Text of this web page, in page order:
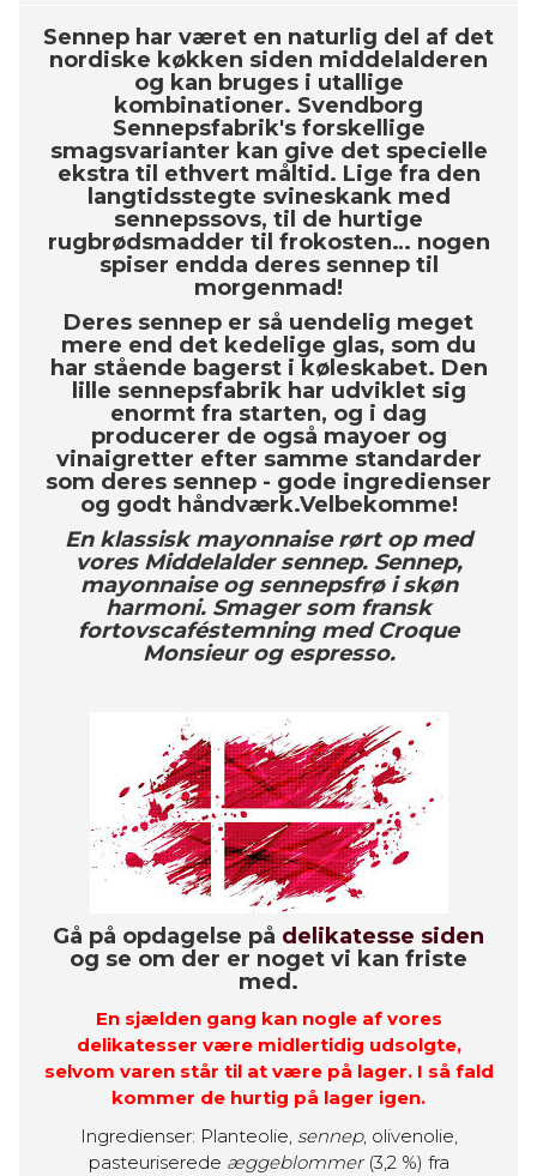
Sennep har været en naturlig del af det
nordiske køkken siden middelalderen
og kan bruges i utallige
kombinationer. Svendborg
Sennepsfabrik's forskellige
smagsvarianter kan give det specielle
ekstra til ethvert måltid. Lige fra den
langtidsstegte svineskank med
sennepssovs, til de hurtige
rugbrødsmadder til frokosten… nogen
spiser endda deres sennep til
morgenmad!
Deres sennep er så uendelig meget
mere end det kedelige glas, som du
har stående bagerst i køleskabet. Den
lille sennepsfabrik har udviklet sig
enormt fra starten, og i dag
producerer de også mayoer og
vinaigretter efter samme standarder
som deres sennep - gode ingredienser
og godt håndværk.Velbekomme!
En klassisk mayonnaise rørt op med
vores Middelalder sennep. Sennep,
mayonnaise og sennepsfrø i skøn
harmoni. Smager som fransk
fortovscaféstemning med Croque
Monsieur og espresso.
Gå på opdagelse på delikatesse siden
og se om der er noget vi kan friste
med.
En sjælden gang kan nogle af vores
delikatesser være midlertidig udsolgte,
selvom varen står til at være på lager. I så fald
kommer de hurtig på lager igen.
Ingredienser: Planteolie, sennep, olivenolie,
pasteuriserede æggeblommer(3,2 %) fra